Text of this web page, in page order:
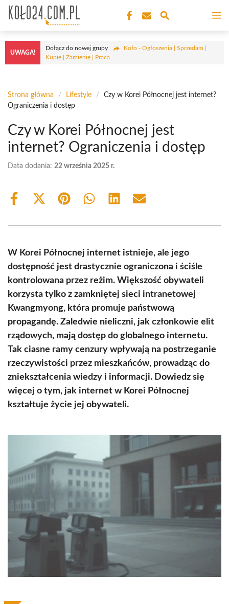
Przejdź
treści
UWAGA!
Dołącz do nowej grupy
Koło - Ogłoszenia | Sprzedam |
Kupię | Zamienię | Praca
Strona główna / Lifestyle /
Czy w Korei Północnej jest internet?
Ograniczenia i dostęp
Czy w Korei Północnej jest
internet? Ograniczenia i dostęp
Data dodania: 22 września 2025 r.
Share
Share
(Twitter)
Share Share Share Share
W Korei Północnej internet istnieje, ale jego
dostępność jest drastycznie ograniczona i ściśle
kontrolowana przez reżim. Większość obywateli
korzysta tylko z zamkniętej sieci intranetowej
Kwangmyong, która promuje państwową
propagandę. Zaledwie nieliczni, jak członkowie elit
rządowych, mają dostęp do globalnego internetu.
Tak ciasne ramy cenzury wpływają na postrzeganie
rzeczywistości przez mieszkańców, prowadząc do
zniekształcenia wiedzy i informacji. Dowiedz się
więcej o tym, jak internet w Korei Północnej
kształtuje życie jej obywateli.